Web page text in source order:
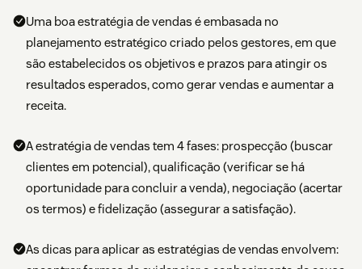
Uma boa estratégia de vendas é embasada no
planejamento estratégico criado pelos gestores, em que
são estabelecidos os objetivos e prazos para atingir os
resultados esperados, como gerar vendas e aumentar a
receita.
A estratégia de vendas tem 4 fases: prospecção (buscar
clientes em potencial), qualificação (verificar se há
oportunidade para concluir a venda), negociação (acertar
os termos) e fidelização (assegurar a satisfação).
As dicas para aplicar as estratégias de vendas envolvem: